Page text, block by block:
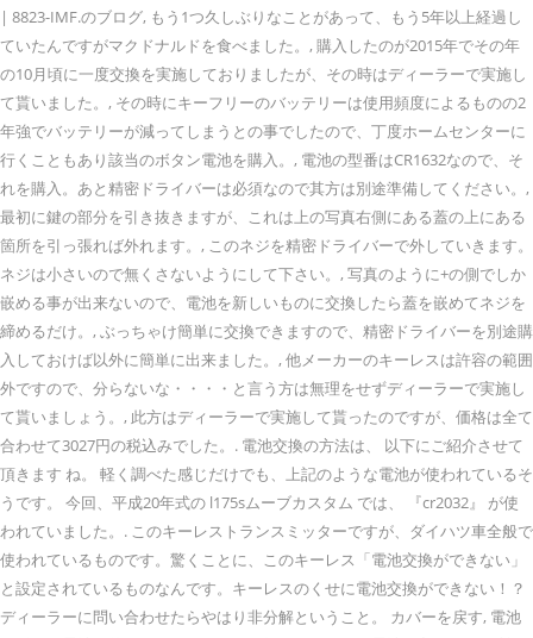
| 8823-IMF.のブログ, もう1つ久しぶりなことがあって、もう5年以上経過し
ていたんですがマクドナルドを食べました。, 購入したのが2015年でその年
の10月頃に一度交換を実施しておりましたが、その時はディーラーで実施し
て貰いました。, その時にキーフリーのバッテリーは使用頻度によるものの2
年強でバッテリーが減ってしまうとの事でしたので、丁度ホームセンターに
行くこともあり該当のボタン電池を購入。, 電池の型番はCR1632なので、そ
れを購入。あと精密ドライバーは必須なので其方は別途準備してください。,
最初に鍵の部分を引き抜きますが、これは上の写真右側にある蓋の上にある
箇所を引っ張れば外れます。, このネジを精密ドライバーで外していきます。
ネジは小さいので無くさないようにして下さい。, 写真のように+の側でしか
嵌める事が出来ないので、電池を新しいものに交換したら蓋を嵌めてネジを
締めるだけ。, ぶっちゃけ簡単に交換できますので、精密ドライバーを別途購
入しておけば以外に簡単に出来ました。, 他メーカーのキーレスは許容の範囲
外ですので、分らないな・・・・と言う方は無理をせずディーラーで実施し
て貰いましょう。, 此方はディーラーで実施して貰ったのですが、価格は全て
合わせて3027円の税込みでした。. 電池交換の方法は、 以下にご紹介させて
頂きます ね。 軽く調べた感じだけでも、上記のような電池が使われているそ
うです。 今回、平成20年式の l175sムーブカスタム では、 『cr2032』 が使
われていました。. このキーレストランスミッターですが、ダイハツ車全般で
使われているものです。驚くことに、このキーレス「電池交換ができない」
と設定されているものなんです。キーレスのくせに電池交換ができない！？
ディーラーに問い合わせたらやはり非分解ということ。 カバーを戻す, 電池